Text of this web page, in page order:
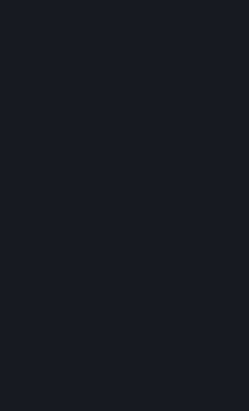
Une fois la procédure d'inscription à
créez un compte Steam (un «
peut également inclure les
vous communiquez à Valve pour les
concernant les Souscriptions,
que pour l'achat de tous biens
(« Matériel »). Vous n'êtes pas
ou permettre à des tiers d'utiliser
votre Compte sauf autorisation
êtes responsable de la confidentialité
d'utilisateur et de votre mot de passe,
sécurité de votre système
responsable de l'utilisation qui est
passe et de votre Compte ni de
et activités sur Steam résultant de
d'utilisateur et de votre mot de
ou par toute personne à qui vous
ou par négligence exposé votre nom
de passe en violation de la présente
confidentialité. Sauf faute ou
Valve n’est pas responsable de
par une personne qui aurait
nom d'utilisateur et mot de passe
vous pensez que la confidentialité de
et/ou mot de passe peut avoir été
en avertir Valve dans les meilleurs
https://support.steampowered.com/